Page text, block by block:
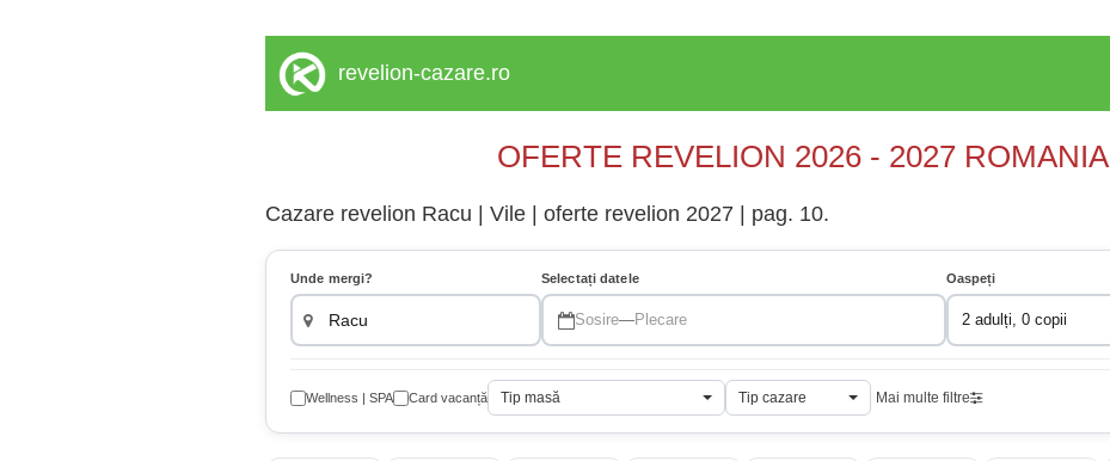
revelion-cazare.ro
OFERTE REVELION 2026 - 2027 ROMANIA
Cazare revelion Racu | Vile | oferte revelion 2027 | pag. 10.
Unde mergi? Selectați datele
Sosire—Plecare
Oaspeți
2 adulți, 0 copii
Wellness | SPA Card vacanță Tip masă Tip cazare Mai multe filtre